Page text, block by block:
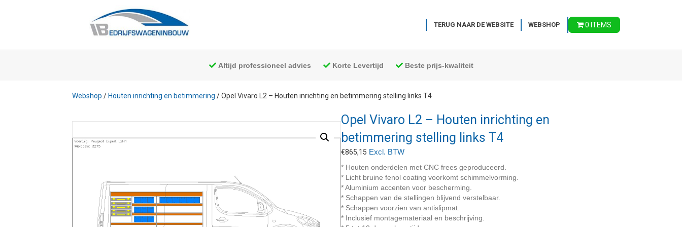
TERUG NAAR DE WEBSITE WEBSHOP 0 ITEMS
Altijd professioneel advies Korte Levertijd Beste prijs-kwaliteit
Webshop / Houten inrichting en betimmering / Opel Vivaro L2 – Houten inrichting en betimmering stelling links T4
Opel Vivaro L2 – Houten inrichting en
betimmering stelling links T4
€865,15 Excl. BTW
* Houten onderdelen met CNC frees geproduceerd.
* Licht bruine fenol coating voorkomt schimmelvorming.
* Aluminium accenten voor bescherming.
* Schappen van de stellingen blijvend verstelbaar.
* Schappen voorzien van antislipmat.
* Inclusief montagemateriaal en beschrijving.